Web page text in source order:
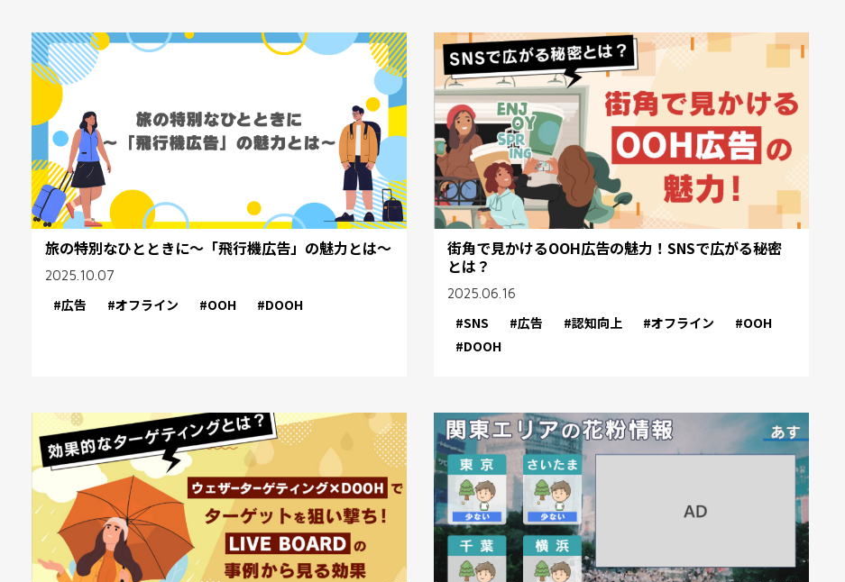
旅の特別なひとときに～「飛行機広告」の魅力とは～
2025.10.07
#広告 #オフライン #OOH #DOOH
街角で見かけるOOH広告の魅力！SNSで広がる秘密
とは？
2025.06.16
#SNS #広告 #認知向上 #オフライン
#OOH
#DOOH